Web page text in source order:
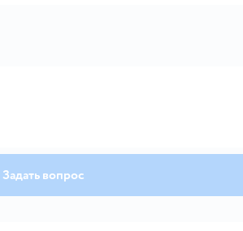
Задать вопрос